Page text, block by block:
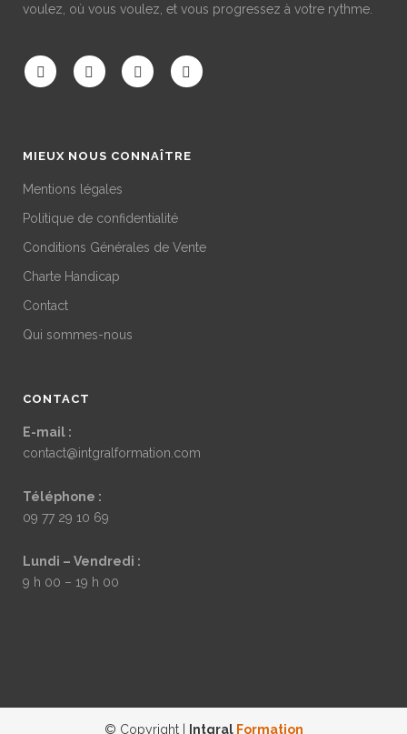
voulez, où vous voulez, et vous progressez à votre rythme.
MIEUX NOUS CONNAÎTRE
Mentions légales
Politique de confidentialité
Conditions Générales de Vente
Charte Handicap
Contact
Qui sommes-nous
CONTACT
E-mail :
contact@intgralformation.com
Téléphone :
09 77 29 10 69
Lundi – Vendredi :
9 h 00 – 19 h 00
© Copyright | Intgral Formation